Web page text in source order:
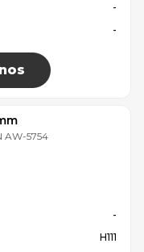
-
-
AW-5754
-
H111